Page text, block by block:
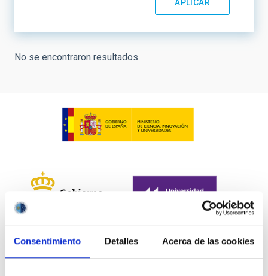
Consentimiento Detalles Acerca de las cookies
No se encontraron resultados.